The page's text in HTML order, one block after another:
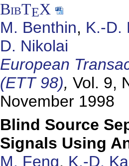
BibTEX
M. Benthin, K.-D.
D. Nikolai
European
(ETT 98), Vol. 9,
November 1998
Blind Source
Signals Using
M. Feng, K.-D.